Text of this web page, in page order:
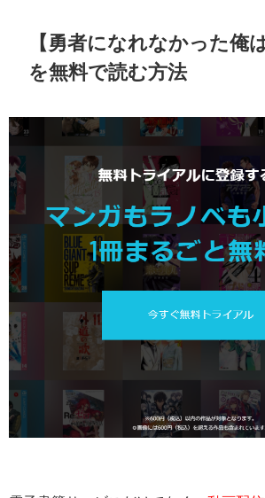
【勇者になれなかった俺
を無料で読む方法